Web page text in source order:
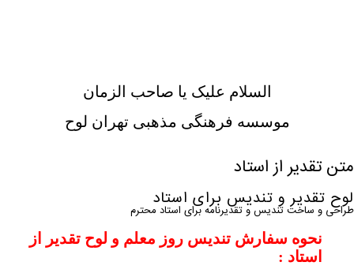
السلام علیک یا صاحب الزمان
موسسه فرهنگی مذهبی تهران لوح
متن تقدیر از استاد
لوح تقدیر و تندیس برای استاد
طراحی و ساخت تندیس و تقدیرنامه برای استاد محترم
نحوه سفارش تندیس روز معلم و لوح تقدیر از
استاد :